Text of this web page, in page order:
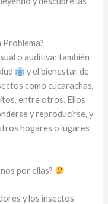
Problema?
o auditiva; también
y el bienestar de
como cucarachas,
entre otros. Ellos
y reproducirse, y
hogares o lugares
por ellas?
y los insectos